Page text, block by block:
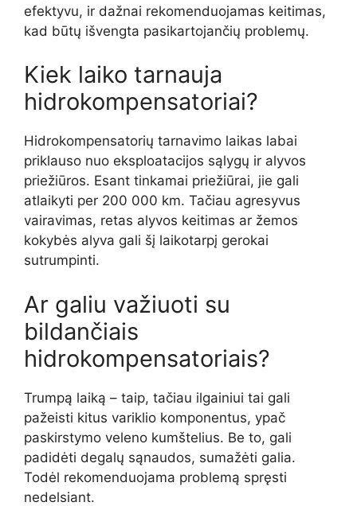
efektyvu, ir dažnai rekomenduojamas keitimas,
kad būtų išvengta pasikartojančių problemų.
Kiek laiko tarnauja
hidrokompensatoriai?
Hidrokompensatorių tarnavimo laikas labai
priklauso nuo eksploatacijos sąlygų ir alyvos
priežiūros. Esant tinkamai priežiūrai, jie gali
atlaikyti per 200 000 km. Tačiau agresyvus
vairavimas, retas alyvos keitimas ar žemos
kokybės alyva gali šį laikotarpį gerokai
sutrumpinti.
Ar galiu važiuoti su
bildančiais
hidrokompensatoriais?
Trumpą laiką – taip, tačiau ilgainiui tai gali
pažeisti kitus variklio komponentus, ypač
paskirstymo veleno kumštelius. Be to, gali
padidėti degalų sąnaudos, sumažėti galia.
Todėl rekomenduojama problemą spręsti
nedelsiant.